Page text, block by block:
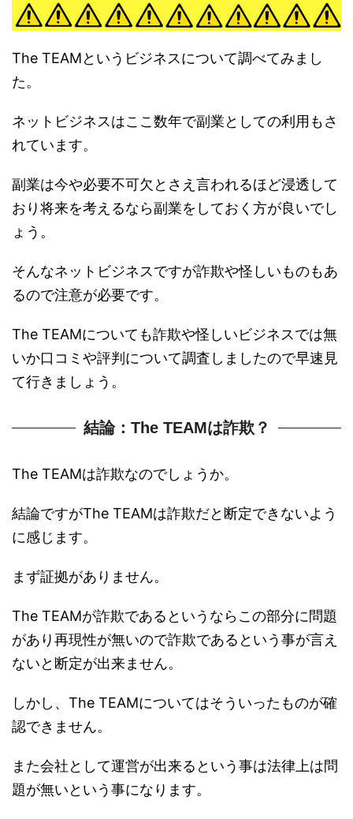
The TEAMというビジネスについて調べてみまし
た。
ネットビジネスはここ数年で副業としての利用もさ
れています。
副業は今や必要不可欠とさえ言われるほど浸透して
おり将来を考えるなら副業をしておく方が良いでし
ょう。
そんなネットビジネスですが詐欺や怪しいものもあ
るので注意が必要です。
The TEAMについても詐欺や怪しいビジネスでは無
いか口コミや評判について調査しましたので早速見
て行きましょう。
結論：The TEAMは詐欺？
The TEAMは詐欺なのでしょうか。
結論ですがThe TEAMは詐欺だと断定できないよう
に感じます。
まず証拠がありません。
The TEAMが詐欺であるというならこの部分に問題
があり再現性が無いので詐欺であるという事が言え
ないと断定が出来ません。
しかし、The TEAMについてはそういったものが確
認できません。
また会社として運営が出来るという事は法律上は問
題が無いという事になります。